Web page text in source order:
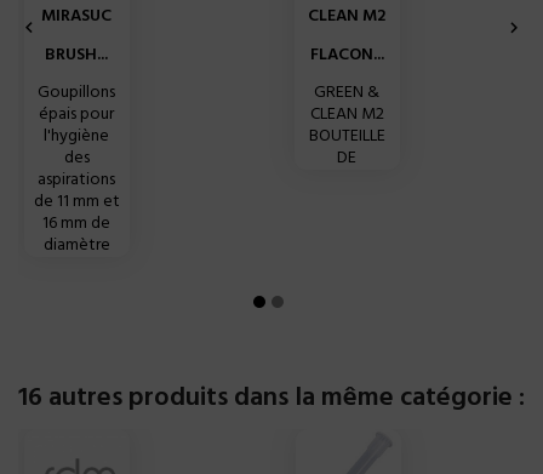
MIRASUC
BRUSH...
Goupillons
épais pour
l'hygiène
des
aspirations
de 11 mm et
16 mm de
diamètre
CLEAN M2
FLACON...
GREEN &
CLEAN M2
BOUTEILLE
DE
 
16 autres produits dans la même catégorie :